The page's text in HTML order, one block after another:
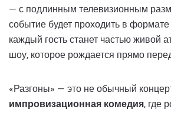
— с подлинным телевизионным
событие будет проходить в формате
каждый гость станет частью живой
шоу, которое рождается прямо
«Разгоны» — это не обычный
импровизационная комедия, где